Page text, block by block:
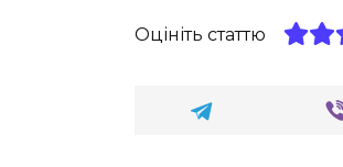
Оцініть статтю